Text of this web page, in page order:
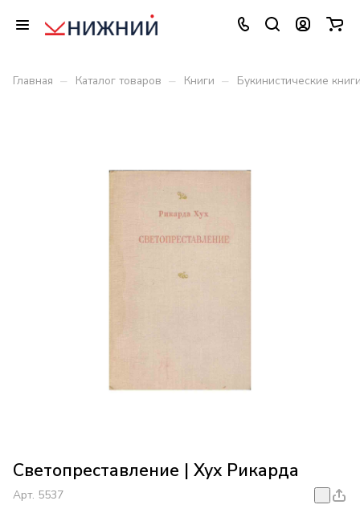
Главная – Каталог товаров – Книги – Букинистические
Светопреставление | Хух Рикарда
Арт. 5537